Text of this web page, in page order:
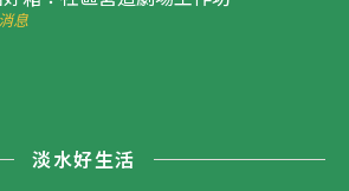
息
淡水好生活